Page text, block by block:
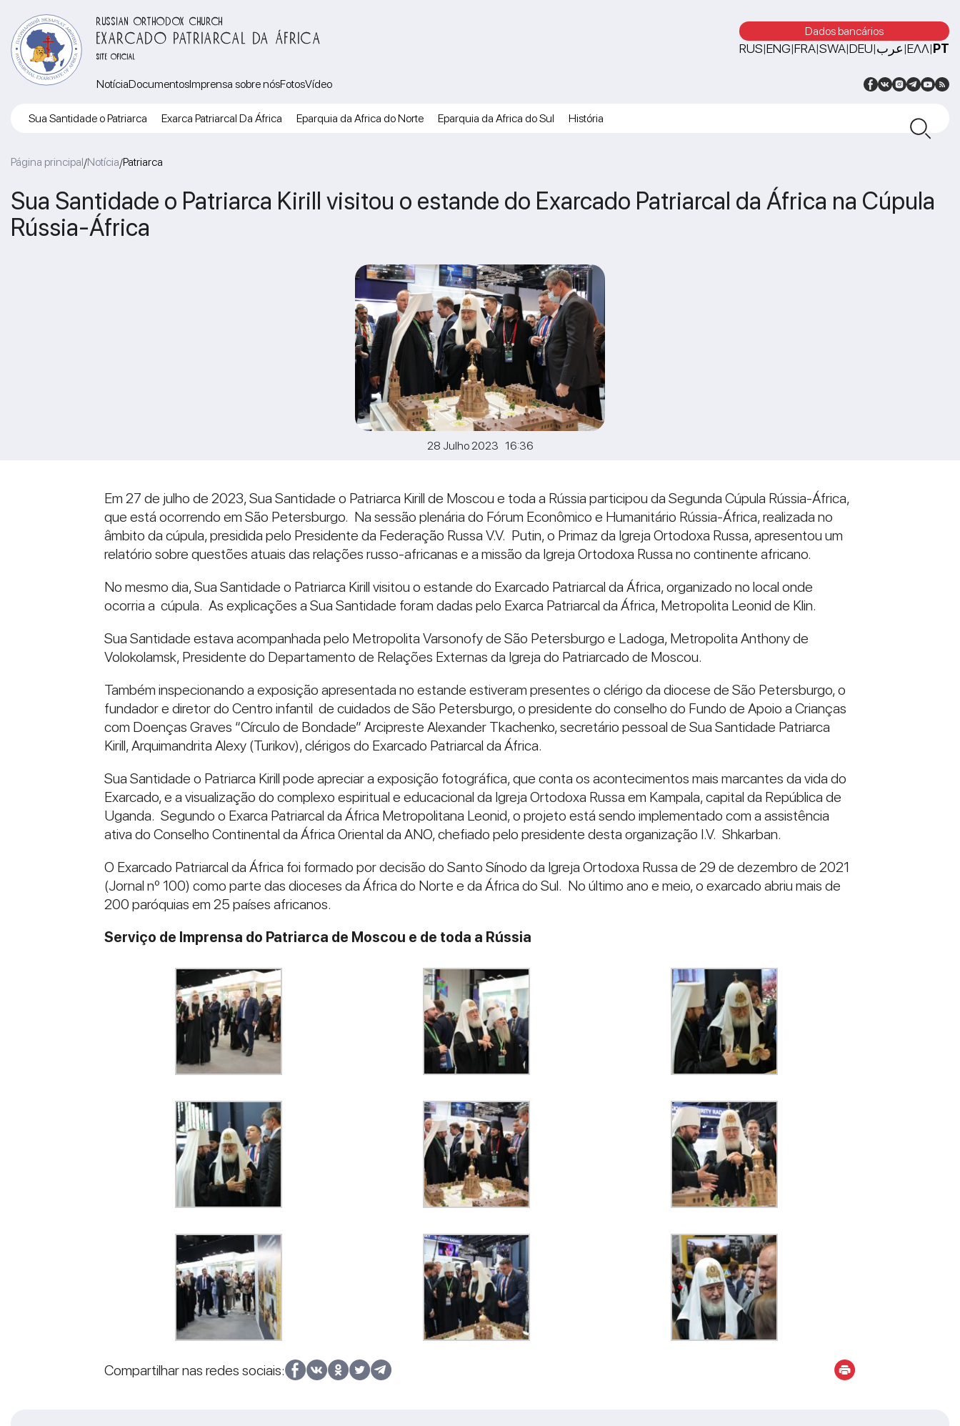
RUSSIAN ORTHODOX CHURCH
EXARCADO PATRIARCAL DA ÁFRICA
SITE OFICIAL
Dados bancários
RUS|ENG|FRA|SWA|DEU|عرب|ΕΛΛ|PT
NotíciaDocumentosImprensa sobre nósFotosVídeo
Sua Santidade o Patriarca Exarca Patriarcal Da África Eparquia da Africa do Norte Eparquia da Africa do Sul História
Página principal/Notícia/Patriarca
Sua Santidade o Patriarca Kirill visitou o estande do Exarcado Patriarcal da África na Cúpula
Rússia-África
28 Julho 2023 16:36
Em 27 de julho de 2023, Sua Santidade o Patriarca Kirill de Moscou e toda a Rússia participou da Segunda Cúpula Rússia-África,
que está ocorrendo em São Petersburgo. Na sessão plenária do Fórum Econômico e Humanitário Rússia-África, realizada no
âmbito da cúpula, presidida pelo Presidente da Federação Russa V.V. Putin, o Primaz da Igreja Ortodoxa Russa, apresentou um
relatório sobre questões atuais das relações russo-africanas e a missão da Igreja Ortodoxa Russa no continente africano.
No mesmo dia, Sua Santidade o Patriarca Kirill visitou o estande do Exarcado Patriarcal da África, organizado no local onde
ocorria a cúpula. As explicações a Sua Santidade foram dadas pelo Exarca Patriarcal da África, Metropolita Leonid de Klin.
Sua Santidade estava acompanhada pelo Metropolita Varsonofy de São Petersburgo e Ladoga, Metropolita Anthony de
Volokolamsk, Presidente do Departamento de Relações Externas da Igreja do Patriarcado de Moscou.
Também inspecionando a exposição apresentada no estande estiveram presentes o clérigo da diocese de São Petersburgo, o
fundador e diretor do Centro infantil de cuidados de São Petersburgo, o presidente do conselho do Fundo de Apoio a Crianças
com Doenças Graves “Círculo de Bondade” Arcipreste Alexander Tkachenko, secretário pessoal de Sua Santidade Patriarca
Kirill, Arquimandrita Alexy (Turikov), clérigos do Exarcado Patriarcal da África.
Sua Santidade o Patriarca Kirill pode apreciar a exposição fotográfica, que conta os acontecimentos mais marcantes da vida do
Exarcado, e a visualização do complexo espiritual e educacional da Igreja Ortodoxa Russa em Kampala, capital da República de
Uganda. Segundo o Exarca Patriarcal da África Metropolitana Leonid, o projeto está sendo implementado com a assistência
ativa do Conselho Continental da África Oriental da ANO, chefiado pelo presidente desta organização I.V. Shkarban.
O Exarcado Patriarcal da África foi formado por decisão do Santo Sínodo da Igreja Ortodoxa Russa de 29 de dezembro de 2021
(Jornal nº 100) como parte das dioceses da África do Norte e da África do Sul. No último ano e meio, o exarcado abriu mais de
200 paróquias em 25 países africanos.
Serviço de Imprensa do Patriarca de Moscou e de toda a Rússia
Compartilhar nas redes sociais: